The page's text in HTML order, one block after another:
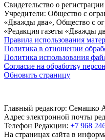
Свидетельство о
Учредители: Общество с
«Дважды два», Общество с
«Редакция газеты «Дважды
Правила использования
Политика в отношении
Политика использования
Согласие на обработку
Обновить страницу
Главный редактор: Семашко
Адрес электронной почты
Телефон Редакции: +7 968
На страницах сайта в